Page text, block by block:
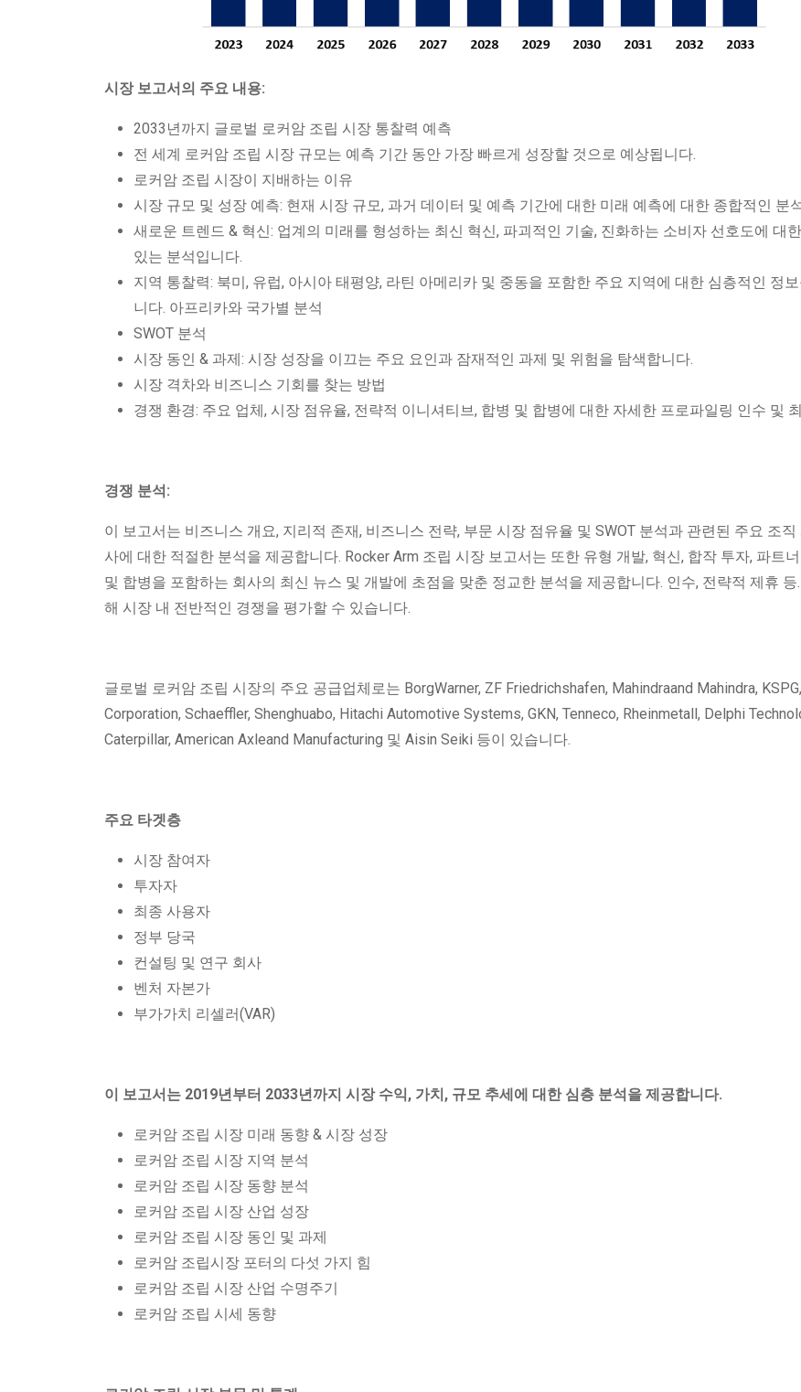
시장 보고서의 주요 내용:
2033년까지 글로벌 로커암 조립 시장 통찰력 예측
전 세계 로커암 조립 시장 규모는 예측 기간 동안 가장 빠르게 성장할 것으로 예상됩니다.
로커암 조립 시장이 지배하는 이유
시장 규모 및 성장 예측: 현재 시장 규모, 과거 데이터 및 예측 기간에 대한 미래 예측에 대한 종합적인 분
새로운 트렌드 & 혁신: 업계의 미래를 형성하는 최신 혁신, 파괴적인 기술, 진화하는 소비자 선호도에 대
있는 분석입니다.
지역 통찰력: 북미, 유럽, 아시아 태평양, 라틴 아메리카 및 중동을 포함한 주요 지역에 대한 심층적인 정
니다. 아프리카와 국가별 분석
SWOT 분석
시장 동인 & 과제: 시장 성장을 이끄는 주요 요인과 잠재적인 과제 및 위험을 탐색합니다.
시장 격차와 비즈니스 기회를 찾는 방법
경쟁 환경: 주요 업체, 시장 점유율, 전략적 이니셔티브, 합병 및 합병에 대한 자세한 프로파일링 인수 및
경쟁 분석:
이 보고서는 비즈니스 개요, 지리적 존재, 비즈니스 전략, 부문 시장 점유율 및 SWOT 분석과 관련된 주요 조
사에 대한 적절한 분석을 제공합니다. Rocker Arm 조립 시장 보고서는 또한 유형 개발, 혁신, 합작 투자, 파트
및 합병을 포함하는 회사의 최신 뉴스 및 개발에 초점을 맞춘 정교한 분석을 제공합니다. 인수, 전략적 제휴 등
해 시장 내 전반적인 경쟁을 평가할 수 있습니다.
글로벌 로커암 조립 시장의 주요 공급업체로는 BorgWarner, ZF Friedrichshafen, Mahindraand Mahindra,
Corporation, Schaeffler, Shenghuabo, Hitachi Automotive Systems, GKN, Tenneco, Rheinmetall, Delphi
Caterpillar, American Axleand Manufacturing 및 Aisin Seiki 등이 있습니다.
주요 타겟층
시장 참여자
투자자
최종 사용자
정부 당국
컨설팅 및 연구 회사
벤처 자본가
부가가치 리셀러(VAR)
이 보고서는 2019년부터 2033년까지 시장 수익, 가치, 규모 추세에 대한 심층 분석을 제공합니다.
로커암 조립 시장 미래 동향 & 시장 성장
로커암 조립 시장 지역 분석
로커암 조립 시장 동향 분석
로커암 조립 시장 산업 성장
로커암 조립 시장 동인 및 과제
로커암 조립시장 포터의 다섯 가지 힘
로커암 조립 시장 산업 수명주기
로커암 조립 시세 동향